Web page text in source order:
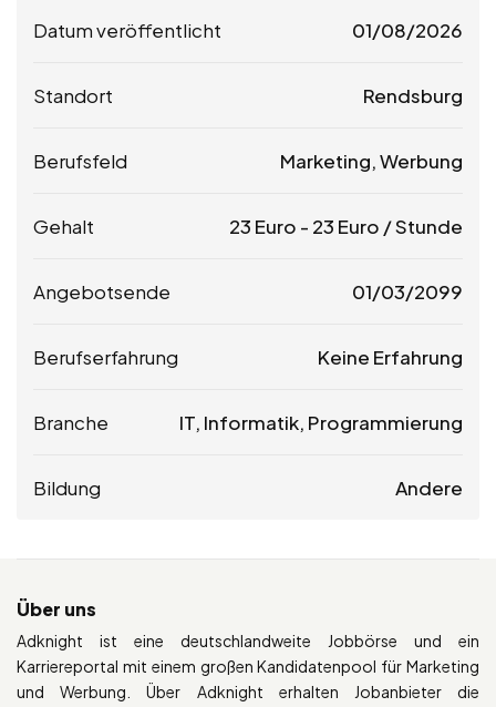
Datum veröffentlicht 01/08/2026
Standort Rendsburg
Berufsfeld Marketing, Werbung
Gehalt 23 Euro - 23 Euro / Stunde
Angebotsende 01/03/2099
Berufserfahrung Keine Erfahrung
Branche IT, Informatik, Programmierung
Bildung Andere
Über uns
Adknight ist eine deutschlandweite Jobbörse und ein
Karriereportal mit einem großen Kandidatenpool für Marketing
und Werbung. Über Adknight erhalten Jobanbieter die